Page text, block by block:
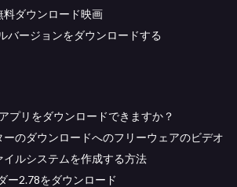
ダウンロード映画
バージョンをダウンロードする
プリをダウンロードできますか？
のダウンロードへのフリーウェアのビデオ
イルシステムを作成する方法
ー2.78をダウンロード